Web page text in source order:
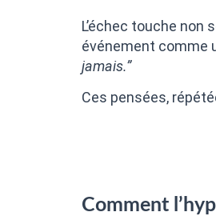
L’échec touche
événement comme
jamais.”
Ces pensées,
Comment